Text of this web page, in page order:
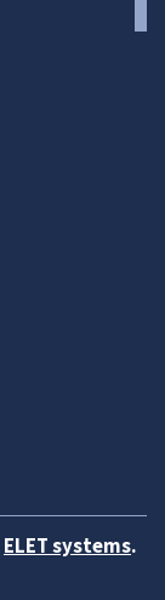
ELET systems.